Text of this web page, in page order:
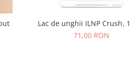
Lac de unghii ILNP Crush,
71,00 RON